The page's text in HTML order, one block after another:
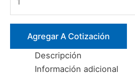
UNIVERSAL
AISLADO
1000V
Agregar A Cotización
Descripción
Información adicional